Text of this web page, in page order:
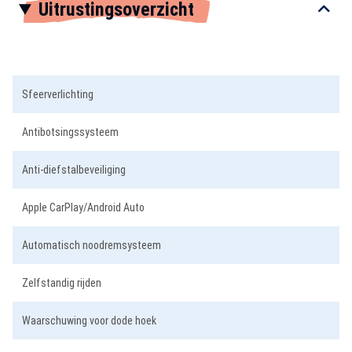
Uitrustingsoverzicht
Sfeerverlichting
Antibotsingssysteem
Anti-diefstalbeveiliging
Apple CarPlay/Android Auto
Automatisch noodremsysteem
Zelfstandig rijden
Waarschuwing voor dode hoek